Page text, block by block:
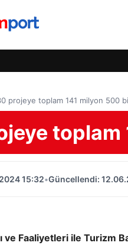
projeye toplam 141 milyon 500
toplam
15:32•Güncellendi:
ve Faaliyetleri ile Turizm